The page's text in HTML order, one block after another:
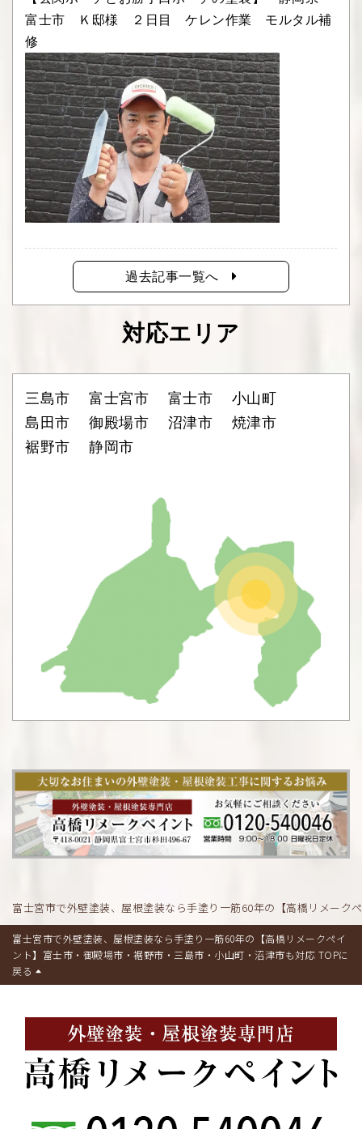
富士市 Ｋ邸様 ２日目 ケレン作業 モルタル補
修
過去記事一覧へ
対応エリア
三島市 富士宮市 富士市
小山町
島田市
御殿場市 沼津市
焼津市
裾野市
静岡市
富士宮市で外壁塗装、屋根塗装なら手塗り一筋60年の【高橋リメー
富士宮市で外壁塗装、屋根塗装なら手塗り一筋60年の【高橋リメークペイ
ント】富士市・御殿場市・裾野市・三島市・小山町・沼津市も対応 TOPに
戻る